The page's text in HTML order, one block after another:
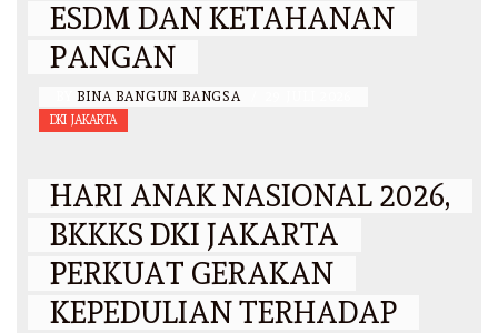
ESDM DAN KETAHANAN
PANGAN
BINA BANGUN BANGSA
DKI JAKARTA
HARI ANAK NASIONAL 2026,
BKKKS DKI JAKARTA
PERKUAT GERAKAN
KEPEDULIAN TERHADAP